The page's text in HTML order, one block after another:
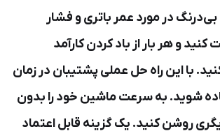
در مورد عمر باتری و فشار
و هر بار از باد کردن کارآمد
با این راه حل عملی پشتیبان در زمان
شوید. به سرعت ماشین خود را بدون
روشن کنید. یک گزینه قابل اعتماد